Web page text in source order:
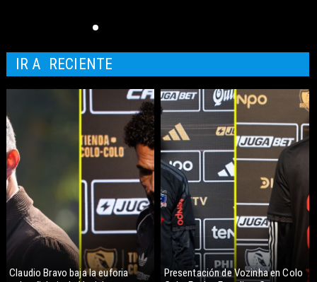
Claudio Bravo baja la euforia
Presentación de Vozinha en Colo
IR A RECIENTE